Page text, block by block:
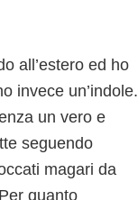
all’estero ed ho
invece un’indole.
un vero e
seguendo
magari da
quanto